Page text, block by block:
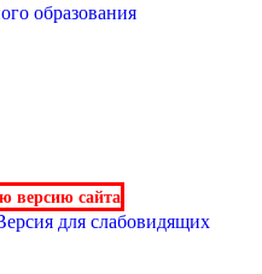
образования
версию сайта
для слабовидящих